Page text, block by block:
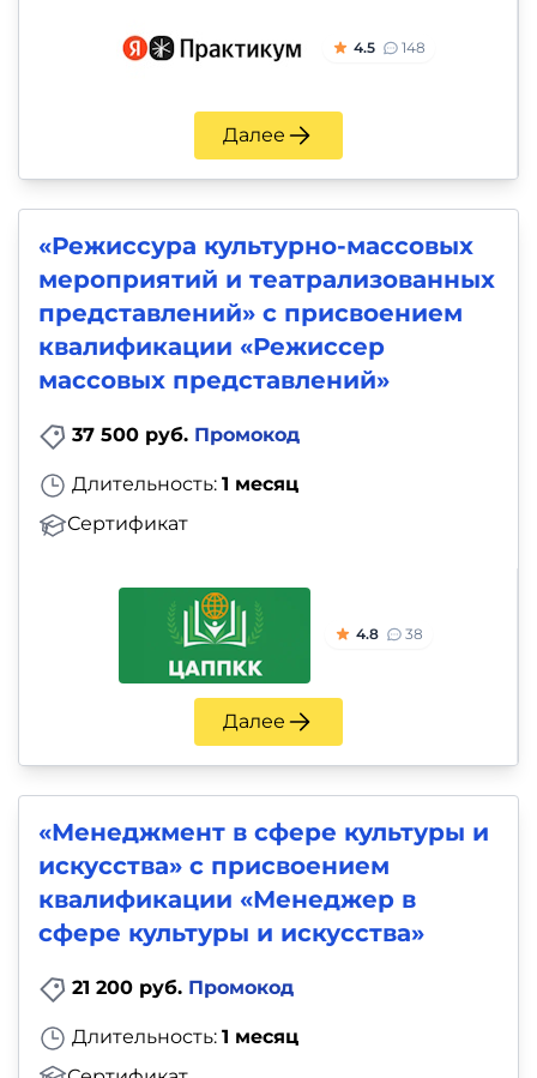
4.5 148
Далее
«Режиссура культурно-массовых
мероприятий и театрализованных
представлений» с присвоением
квалификации «Режиссер
массовых представлений»
37 500 руб. Промокод
Длительность: 1 месяц
Сертификат
4.8 38
Далее
«Менеджмент в сфере культуры и
искусства» с присвоением
квалификации «Менеджер в
сфере культуры и искусства»
21 200 руб. Промокод
Длительность: 1 месяц